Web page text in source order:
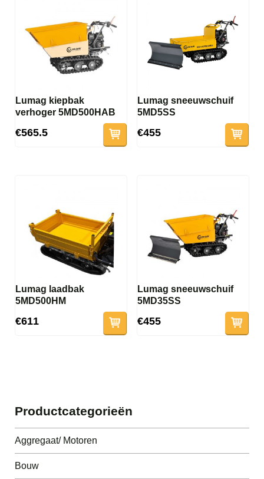
Lumag kiepbak
verhoger 5MD500HAB
€565.5
Lumag sneeuwschuif
5MD5SS
€455
Lumag laadbak
5MD500HM
€611
Lumag sneeuwschuif
5MD35SS
€455
Productcategorieën
Aggregaat/ Motoren
Bouw